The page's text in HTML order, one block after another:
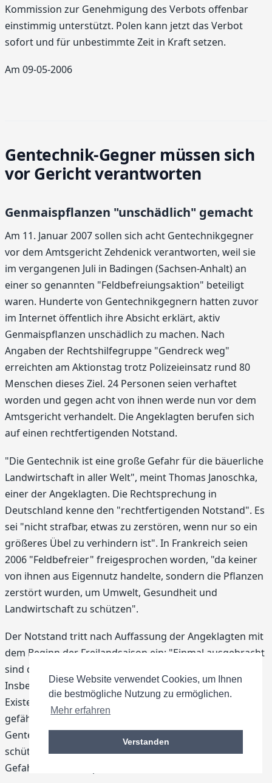
Diese Website verwendet Cookies, um Ihnen
die bestmögliche Nutzung zu ermöglichen.
Mehr erfahren
Verstanden
Kommission zur Genehmigung des Verbots offenbar
einstimmig unterstützt. Polen kann jetzt das Verbot
sofort und für unbestimmte Zeit in Kraft setzen.
Am 09-05-2006
Gentechnik-Gegner müssen sich
vor Gericht verantworten
Genmaispflanzen "unschädlich" gemacht
Am 11. Januar 2007 sollen sich acht Gentechnikgegner
vor dem Amtsgericht Zehdenick verantworten, weil sie
im vergangenen Juli in Badingen (Sachsen-Anhalt) an
einer so genannten "Feldbefreiungsaktion" beteiligt
waren. Hunderte von Gentechnikgegnern hatten zuvor
im Internet öffentlich ihre Absicht erklärt, aktiv
Genmaispflanzen unschädlich zu machen. Nach
Angaben der Rechtshilfegruppe "Gendreck weg"
erreichten am Aktionstag trotz Polizeieinsatz rund 80
Menschen dieses Ziel. 24 Personen seien verhaftet
worden und gegen acht von ihnen werde nun vor dem
Amtsgericht verhandelt. Die Angeklagten berufen sich
auf einen rechtfertigenden Notstand.
"Die Gentechnik ist eine große Gefahr für die bäuerliche
Landwirtschaft in aller Welt", meint Thomas Janoschka,
einer der Angeklagten. Die Rechtsprechung in
Deutschland kenne den "rechtfertigenden Notstand". Es
sei "nicht strafbar, etwas zu zerstören, wenn nur so ein
größeres Übel zu verhindern ist". In Frankreich seien
2006 "Feldbefreier" freigesprochen worden, "da keiner
von ihnen aus Eigennutz handelte, sondern die Pflanzen
zerstört wurden, um Umwelt, Gesundheit und
Landwirtschaft zu schützen".
Der Notstand tritt nach Auffassung der Angeklagten mit
dem Beginn der Freilandsaison ein: "Einmal ausgebracht
sind die Gentech-Pflanzen nicht mehr rückholbar."
Insbesondere Imker, aber auch viele Bauern sähen ihre
Existenz durch die Ausbreitung der Gentechnik
gefährdet. "Die Mehrheit der Bundesbürger ist gegen
Gentechnik auf den Feldern und Tellern. Trotzdem
schützt die Politik Menschen und Umwelt nicht vor den
Gefahren der manipulierten Saat", so die Kritik.